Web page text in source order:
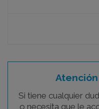
Si tiene cualquier
o necesita que le